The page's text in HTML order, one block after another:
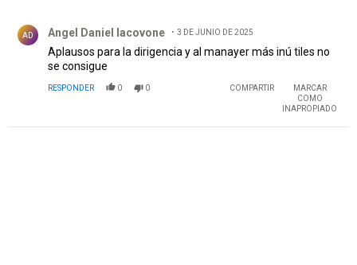
AD Angel Daniel Iacovone 3 DE JUNIO DE 2025
Aplausos para la dirigencia y al manayer más inú tiles no
se consigue
RESPONDER 0 0 COMPARTIR
MARCAR
COMO
INAPROPIADO